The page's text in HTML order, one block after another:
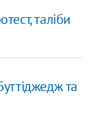
таліби
та